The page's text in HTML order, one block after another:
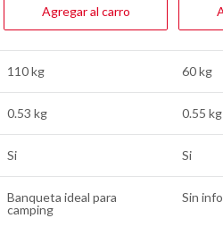
Agregar al carro
110 kg 60 kg
0.53 kg 0.55 kg
Si Si
Banqueta ideal para
camping
Sin